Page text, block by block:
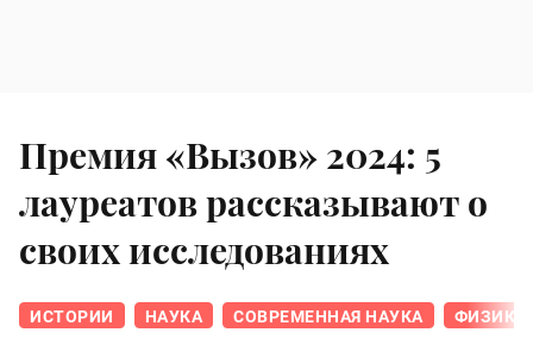
Премия «Вызов» 2024: 5
лауреатов рассказывают о
своих исследованиях
ИСТОРИИ НАУКА СОВРЕМЕННАЯ НАУКА ФИЗИКА